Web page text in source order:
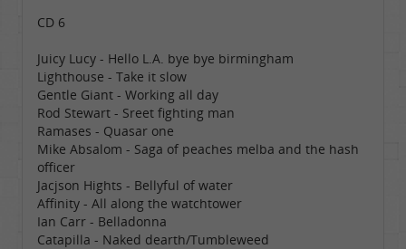
CD 6
Juicy Lucy - Hello L.A. bye bye birmingham
Lighthouse - Take it slow
Gentle Giant - Working all day
Rod Stewart - Sreet fighting man
Ramases - Quasar one
Mike Absalom - Saga of peaches melba and the hash
officer
Jacjson Hights - Bellyful of water
Affinity - All along the watchtower
Ian Carr - Belladonna
Catapilla - Naked dearth/Tumbleweed